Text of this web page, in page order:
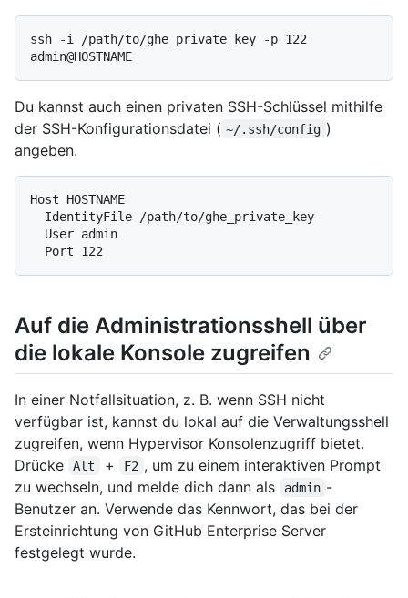
ssh -i /path/to/ghe_private_key -p 122
Du kannst auch einen privaten SSH-Schlüssel mithilfe
der SSH-Konfigurationsdatei ( ~/.ssh/config )
angeben.
Host HOSTNAME
Auf die Administrationsshell über
die lokale Konsole zugreifen
In einer Notfallsituation, z. B. wenn SSH nicht
verfügbar ist, kannst du lokal auf die Verwaltungsshell
zugreifen, wenn Hypervisor Konsolenzugriff bietet.
Drücke
Alt + F2 , um zu einem interaktiven Prompt
zu wechseln, und melde dich dann als
admin -
Benutzer an. Verwende das Kennwort, das bei der
Ersteinrichtung von GitHub Enterprise Server
festgelegt wurde.